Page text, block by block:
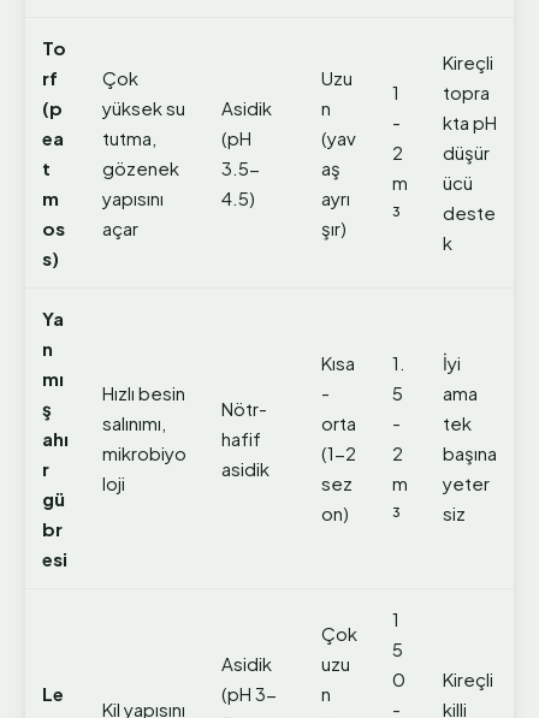
To
rf
(p
ea
t
m
os
s)
Çok
yüksek su
tutma,
gözenek
yapısını
açar
Asidik
(pH
3.5-
4.5)
Uzu
n
(yav
aş
ayrı
şır)
1
-
2
m
³
Kireçli
topra
kta pH
düşür
ücü
deste
k
Ya
n
mı
ş
ahı
r
gü
br
esi
Hızlı besin
salınımı,
mikrobiyo
loji
Nötr-
hafif
asidik
Kısa
-
orta
(1-2
sez
on)
1.
5
-
2
m
³
İyi
ama
tek
başına
yeter
siz
Le
Kil yapısını
Asidik
(pH 3-
Çok
uzu
n
1
5
0
-
Kireçli
killi